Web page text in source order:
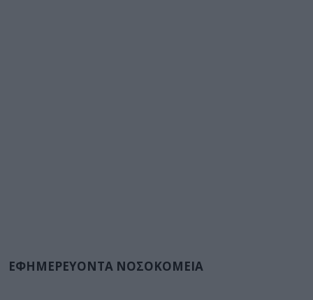
ΕΦΗΜΕΡΕΥΟΝΤΑ ΝΟΣΟΚΟΜΕΙΑ